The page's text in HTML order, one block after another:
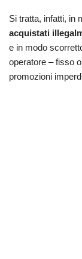
Si tratta, infatti, in
acquistati
e in modo
operatore – fisso
promozioni